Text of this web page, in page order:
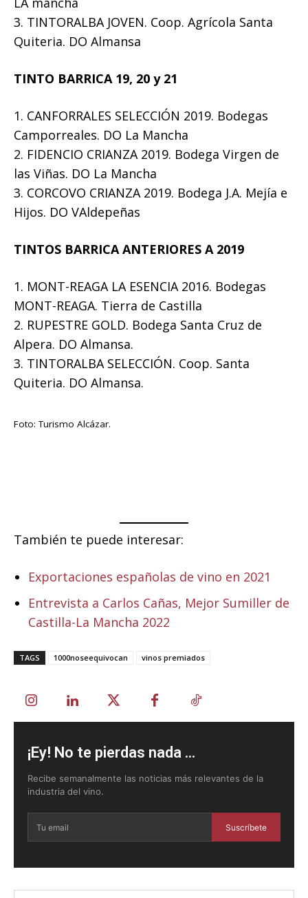
3. TINTORALBA JOVEN. Coop. Agrícola Santa
Quiteria. DO Almansa
TINTO BARRICA 19, 20 y 21
1. CANFORRALES SELECCIÓN 2019. Bodegas
Camporreales. DO La Mancha
2. FIDENCIO CRIANZA 2019. Bodega Virgen de
las Viñas. DO La Mancha
3. CORCOVO CRIANZA 2019. Bodega J.A. Mejía e
Hijos. DO VAldepeñas
TINTOS BARRICA ANTERIORES A 2019
1. MONT-REAGA LA ESENCIA 2016. Bodegas
MONT-REAGA. Tierra de Castilla
2. RUPESTRE GOLD. Bodega Santa Cruz de
Alpera. DO Almansa.
3. TINTORALBA SELECCIÓN. Coop. Santa
Quiteria. DO Almansa.
Foto: Turismo Alcázar.
También te puede interesar:
Exportaciones españolas de vino en 2021
Entrevista a Carlos Cañas, Mejor Sumiller de
Castilla-La Mancha 2022
TAGS 1000noseequivocan vinos premiados
¡Ey! No te pierdas nada ...
Recibe semanalmente las noticias más relevantes de la
industria del vino.
Suscríbete